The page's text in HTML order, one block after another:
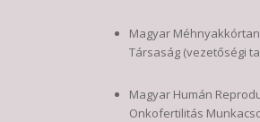
Magyar
Társaság (vezetőségi
Magyar Humán
Onkofertilitás